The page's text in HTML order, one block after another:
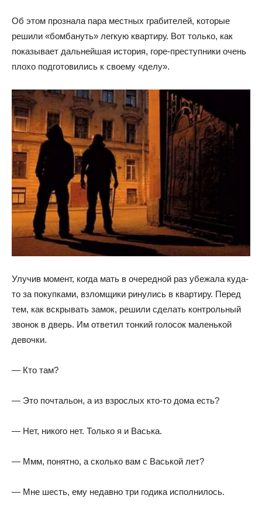
Об этом прознала пара местных грабителей, которые
решили «бомбануть» легкую квартиру. Вот только, как
показывает дальнейшая история, горе-преступники очень
плохо подготовились к своему «делу».
Улучив момент, когда мать в очередной раз убежала куда-
то за покупками, взломщики ринулись в квартиру. Перед
тем, как вскрывать замок, решили сделать контрольный
звонок в дверь. Им ответил тонкий голосок маленькой
девочки.
— Кто там?
— Это почтальон, а из взрослых кто-то дома есть?
— Нет, никого нет. Только я и Васька.
— Ммм, понятно, а сколько вам с Васькой лет?
— Мне шесть, ему недавно три годика исполнилось.